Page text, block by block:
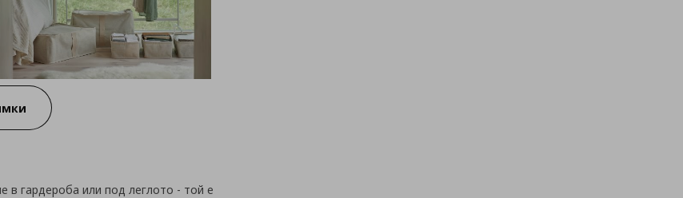
в гардероба или под леглото - той е